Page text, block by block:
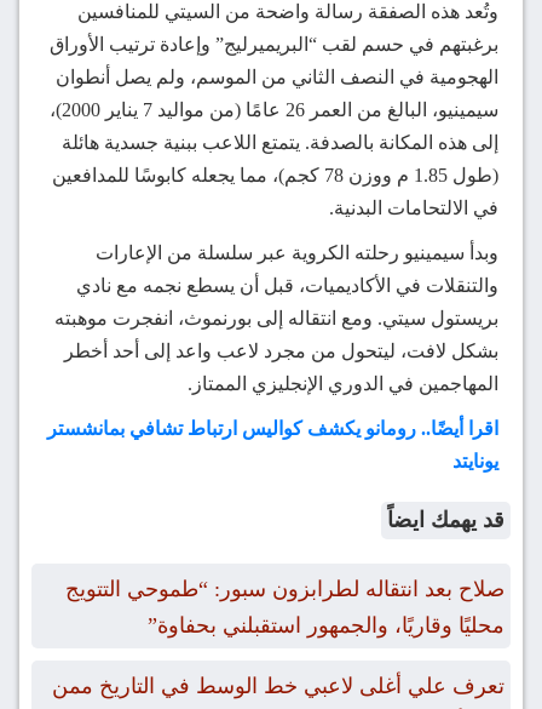
وتُعد هذه الصفقة رسالة واضحة من السيتي للمنافسين
برغبتهم في حسم لقب “البريميرليج” وإعادة ترتيب الأوراق
الهجومية في النصف الثاني من الموسم، ولم يصل أنطوان
سيمينيو، البالغ من العمر 26 عامًا (من مواليد 7 يناير 2000)،
إلى هذه المكانة بالصدفة. يتمتع اللاعب ببنية جسدية هائلة
(طول 1.85 م ووزن 78 كجم)، مما يجعله كابوسًا للمدافعين
في الالتحامات البدنية.
وبدأ سيمينيو رحلته الكروية عبر سلسلة من الإعارات
والتنقلات في الأكاديميات، قبل أن يسطع نجمه مع نادي
بريستول سيتي. ومع انتقاله إلى بورنموث، انفجرت موهبته
بشكل لافت، ليتحول من مجرد لاعب واعد إلى أحد أخطر
المهاجمين في الدوري الإنجليزي الممتاز.
اقرا أيضًا.. رومانو يكشف كواليس ارتباط تشافي بمانشستر
يونايتد
قد يهمك ايضاً
صلاح بعد انتقاله لطرابزون سبور: “طموحي التتويج
محليًا وقاريًا، والجمهور استقبلني بحفاوة”
تعرف علي أغلى لاعبي خط الوسط في التاريخ ممن